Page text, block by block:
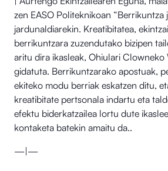
zen EASO Politeknikoan “Berrikuntza
jardunaldiarekin. Kreatibitatea,
berrikuntzara zuzendutako bizipen
aritu dira ikasleak, Ohiulari Clowneko
gidatuta. Berrikuntzarako apostuak,
ekiteko modu berriak eskatzen ditu,
kreatibitate pertsonala indartu eta
efektu biderkatzailea lortu dute
kontaketa batekin amaitu da..
—|—